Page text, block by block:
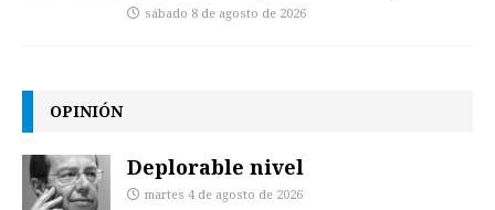
sábado 8 de agosto de 2026
OPINIÓN
Deplorable nivel
martes 4 de agosto de 2026